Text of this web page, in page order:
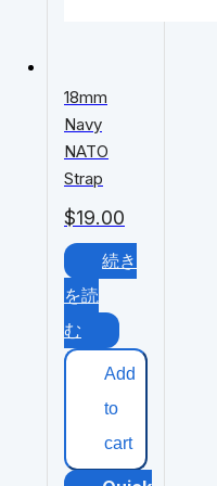
$19.00
18mm
Navy
NATO
Strap
続き
を読
む
Add
to
cart